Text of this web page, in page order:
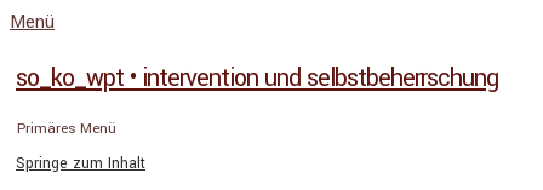
Menü
so_ko_wpt • intervention und selbstbeherrschung
Primäres Menü
Springe zum Inhalt